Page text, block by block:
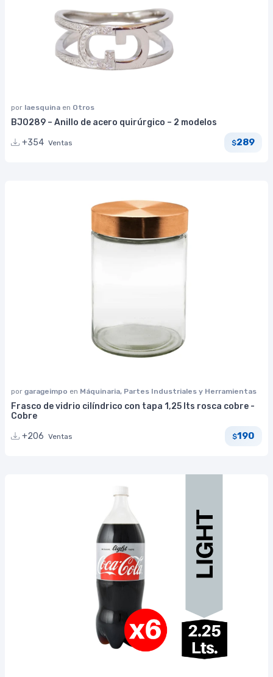
por laesquina en Otros
BJ0289 – Anillo de acero quirúrgico – 2 modelos
+354 Ventas $289
por garageimpo en Máquinaria, Partes Industriales y Herramientas
Frasco de vidrio cilíndrico con tapa 1,25 lts rosca cobre -
Cobre
+206 Ventas $190